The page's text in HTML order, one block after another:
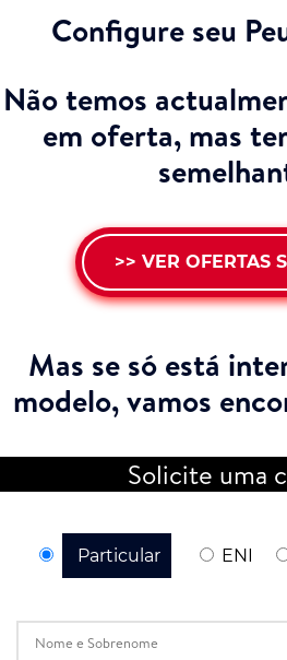
Configure seu
Não temos
em oferta, mas
>> VER OFERTAS
Mas se só está
modelo,vamos
Solicite uma
Particular ENI